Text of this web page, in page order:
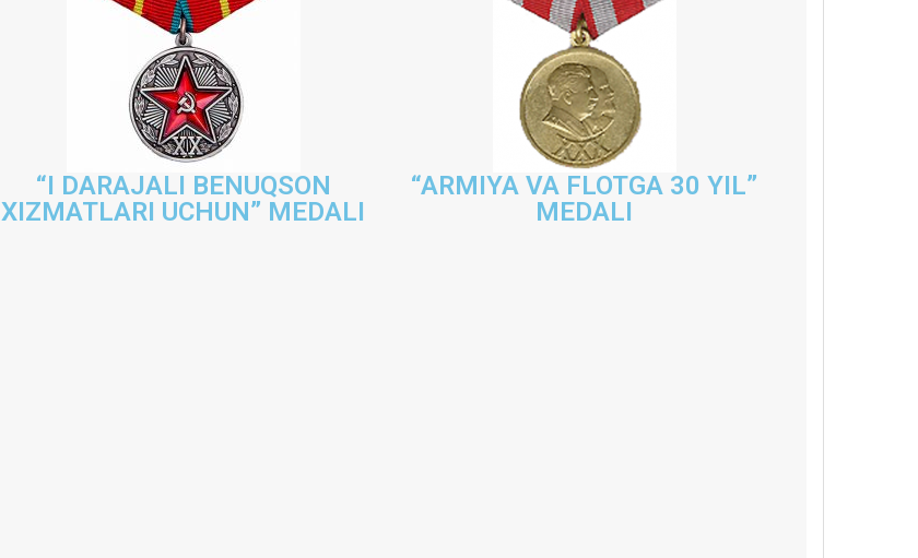
“I DARAJALI BENUQSON
XIZMATLARI UCHUN” MEDALI
“ARMIYA VA FLOTGA 30 YIL”
MEDALI